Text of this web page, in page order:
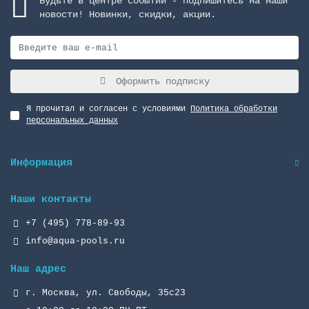
новости! Новинки, скидки, акции.
Оформить подписку
Я прочитал и согласен с условиями Политика обработки
персональных данных
Информация
Наши контакты
+7 (495) 778-89-93
info@aqua-pools.ru
Наш адрес
г. Москва, ул. Свободы, 35с23